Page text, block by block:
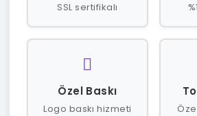
SSL sertifikalı
Özel Baskı
Logo baskı hizmeti